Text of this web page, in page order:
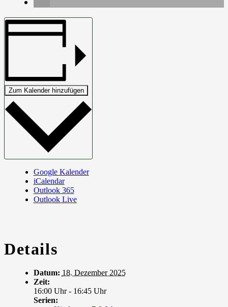
Zum Kalender hinzufügen
Google Kalender
iCalendar
Outlook 365
Outlook Live
Details
Datum: 18. Dezember 2025
Zeit:
16:00 Uhr - 16:45 Uhr
Serien: